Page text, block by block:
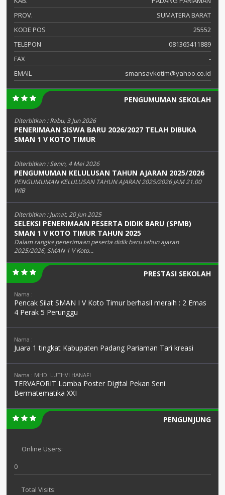
PROV.
SUMATERA BARAT
KODE POS
25552
TELEPON
081365411889
FAX
-
EMAIL
smansavkotim@yahoo.co.id
PENGUMUMAN SEKOLAH
Diterbitkan :Rabu, 3 Jun 2026
PENERIMAAN SISWA BARU 2026/2027 TELAH DIBUKA
SMAN 1 V KOTO TIMUR
Diterbitkan :Senin, 4 Mei 2026
PENGUMUMAN KELULUSAN TAHUN AJARAN 2025/2026
PENGUMUMAN KELULUSAN TAHUN AJARAN 2025/2026 JAM 21.00
WIB
Diterbitkan :Jumat, 20 Jun 2025
SELEKSI PENERIMAAN PESERTA DIDIK BARU (SPMB)
SMAN 1 V KOTO TIMUR TAHUN 2025
Dalam rangka penerimaan peserta didik baru tahun ajaran
2025/2026, SMAN 1 V Koto...
PRESTASI SEKOLAH
Nama :
Pencak Silat SMAN I V Koto Timur berhasil meraih : 2 Emas
4 Perak 5 Perunggu
Nama :
Juara 1 tingkat Kabupaten Padang Pariaman Tari kreasi
Nama : MHD. LUTHVI HANAFI
TERVAFORIT Lomba Poster Digital Pekan Seni
Bermatematika XXI
PENGUNJUNG
Online Users:
0
Total Visits: